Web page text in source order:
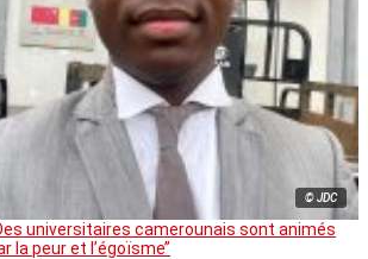
© JDC
universitaires camerounais sont animés
la peur et l’égoïsme’’